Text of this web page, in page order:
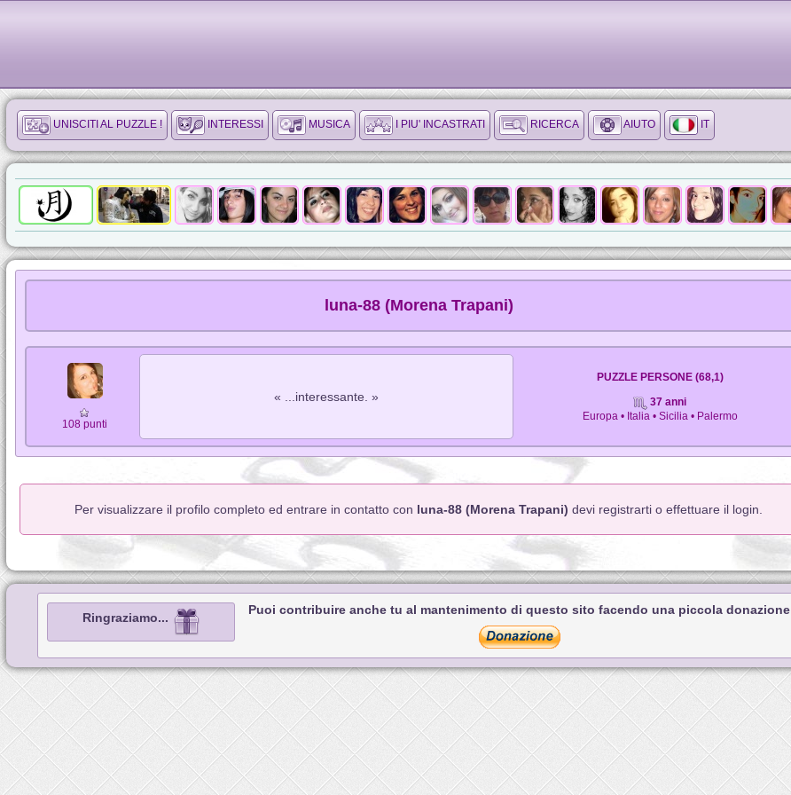
UNISCITI AL PUZZLE ! INTERESSI MUSICA I PIU' INCASTRATI RICERCA AIUTO IT
luna-88 (Morena Trapani)
108 punti
« ...interessante. »
PUZZLE PERSONE (68,1)
37 anni
Europa • Italia • Sicilia • Palermo
Per visualizzare il profilo completo ed entrare in contatto con luna-88 (Morena Trapani) devi registrarti o effettuare il login.
Ringraziamo...
Puoi contribuire anche tu al mantenimento di questo sito facendo una piccola donazione